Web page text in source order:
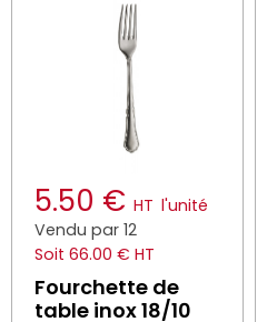
5.50 € HT l'unité
Vendu par 12
Soit 66.00 € HT
Fourchette de
table inox 18/10